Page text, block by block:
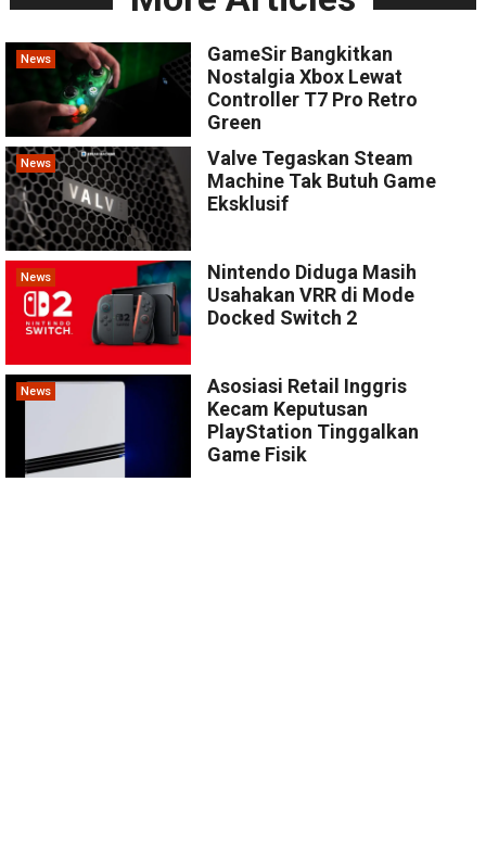
News
GameSir Bangkitkan
Nostalgia Xbox Lewat
Controller T7 Pro Retro
Green
News
Valve Tegaskan Steam
Machine Tak Butuh Game
Eksklusif
News
Nintendo Diduga Masih
Usahakan VRR di Mode
Docked Switch 2
News
Asosiasi Retail Inggris
Kecam Keputusan
PlayStation Tinggalkan
Game Fisik